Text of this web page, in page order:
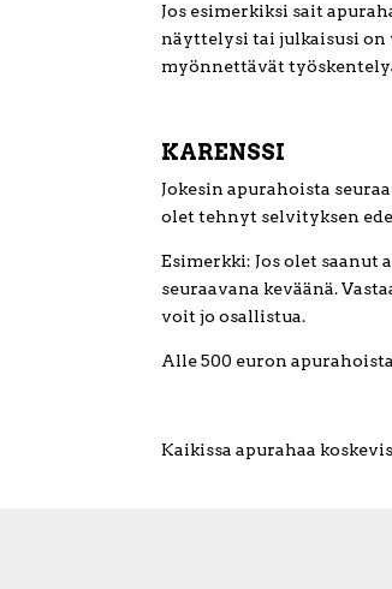
Jos esimerkiksi sait
näyttelysi tai julkaisusi
myönnettävät
KARENSSI
Jokesin apurahoista
olet tehnyt selvityksen
Esimerkki: Jos olet saanut
seuraavana keväänä.
voit jo osallistua.
Alle 500 euron
Kaikissa apurahaa